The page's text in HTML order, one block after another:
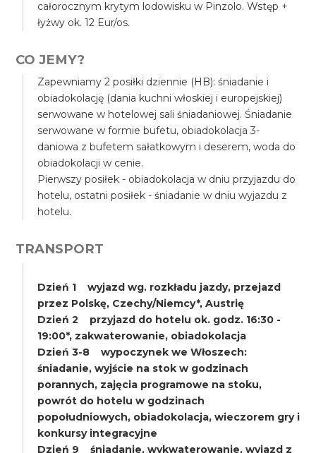
całorocznym krytym lodowisku w Pinzolo. Wstęp +
łyżwy ok. 12 Eur/os.
CO JEMY?
Zapewniamy 2 posiłki dziennie (HB): śniadanie i
obiadokolację (dania kuchni włoskiej i europejskiej)
serwowane w hotelowej sali śniadaniowej. Śniadanie
serwowane w formie bufetu, obiadokolacja 3-
daniowa z bufetem sałatkowym i deserem, woda do
obiadokolacji w cenie.
Pierwszy posiłek - obiadokolacja w dniu przyjazdu do
hotelu, ostatni posiłek - śniadanie w dniu wyjazdu z
hotelu.
TRANSPORT
Dzień 1 wyjazd wg. rozkładu jazdy, przejazd
przez Polskę, Czechy/Niemcy*, Austrię
Dzień 2 przyjazd do hotelu ok. godz. 16:30 -
19:00*, zakwaterowanie, obiadokolacja
Dzień 3-8 wypoczynek we Włoszech:
śniadanie, wyjście na stok w godzinach
porannych, zajęcia programowe na stoku,
powrót do hotelu w godzinach
popołudniowych, obiadokolacja, wieczorem gry i
konkursy integracyjne
Dzień 9 śniadanie, wykwaterowanie, wyjazd z